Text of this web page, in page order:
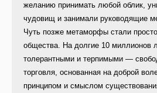
желанию принимать любой облик,
чудовищ и занимали руководящие
Чуть позже метаморфы стали
общества. На долгие 10 миллионов
толерантными и терпимыми —
торговля, основанная на доброй
принципом и смыслом